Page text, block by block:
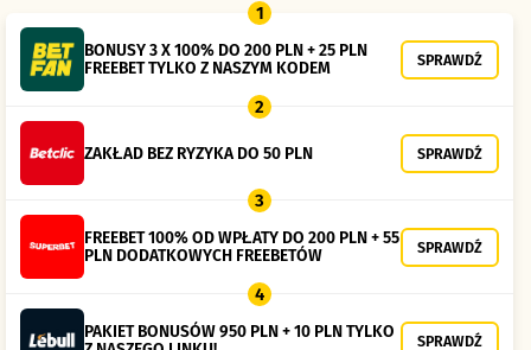
1
BONUSY 3 X 100% DO 200 PLN + 25 PLN
FREEBET TYLKO Z NASZYM KODEM
SPRAWDŹ
2
ZAKŁAD BEZ RYZYKA DO 50 PLN SPRAWDŹ
3
FREEBET 100% OD WPŁATY DO 200 PLN + 55
PLN DODATKOWYCH FREEBETÓW
SPRAWDŹ
4
PAKIET BONUSÓW 950 PLN + 10 PLN TYLKO
SPRAWDŹ